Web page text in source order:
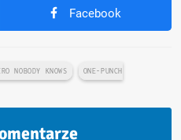
Facebook
NOBODY KNOWS
ONE-PUNCH